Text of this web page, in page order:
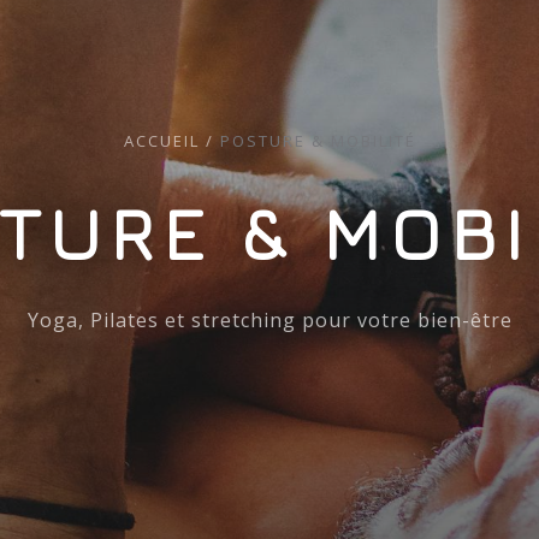
ACCUEIL / POSTURE & MOBILITÉ
&
Yoga, Pilates et stretching pour votre bien-être